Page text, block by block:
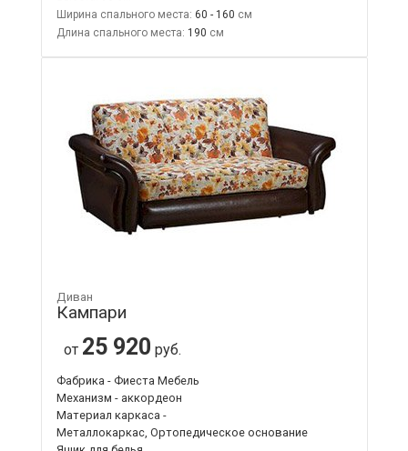
Ширина спального места: 60 - 160
Длина спального места: 190
Диван
Кампари
от 25 920 руб.
Фабрика - Фиеста Мебель
Механизм - аккордеон
Материал каркаса -
Металлокаркас, Ортопедическое основание